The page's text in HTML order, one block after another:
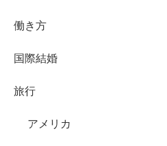
働き方
国際結婚
旅行
アメリカ